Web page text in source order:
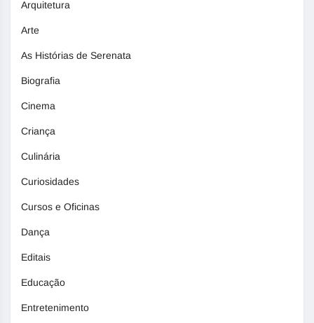
Arquitetura
Arte
As Histórias de Serenata
Biografia
Cinema
Criança
Culinária
Curiosidades
Cursos e Oficinas
Dança
Editais
Educação
Entretenimento